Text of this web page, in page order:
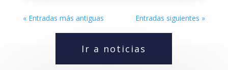
« Entradas más antiguas Entradas siguientes »
Ir a noticias